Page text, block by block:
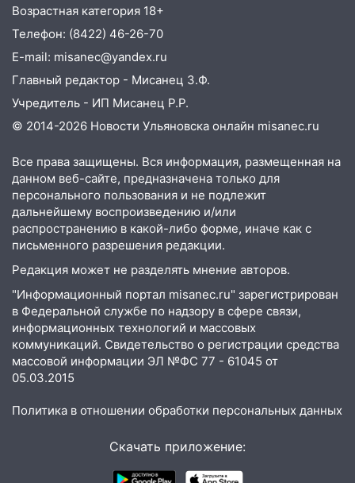
13:00 «Благоприятный период для
новых начинаний: гороскоп для всех
знаков зодиака на неделю с 10 по 16
августа
На проспекте Тюленева в
Ульяновске образовалось «море»
крупный град
12:11 Где есть бензин в Ульяновске 9
августа: список АЗС
11:55 Соцсети: светофор упал на
машину во время сильного ливня в
Ульяновске
11:00 В Ульяновской области люди в
СНТ сидят без света
10:13 Прокуратура подвела итоги
недели в Ульяновской области
движение трамваев в Ульяновске
Ураган, изнасилование ребенка,
автоподставы и атака беспилотников:
важные итоги прошедшей недели в
Возрастная категория 18+
Телефон: (8422) 46-26-70
E-mail: misanec@yandex.ru
Главный редактор - Мисанец З.Ф.
Учредитель - ИП Мисанец Р.Р.
© 2014-2026 Новости Ульяновска онлайн misanec.ru
Все права защищены. Вся информация, размещенная на
данном веб-сайте, предназначена только для
персонального пользования и не подлежит
дальнейшему воспроизведению и/или
распространению в какой-либо форме, иначе как с
письменного разрешения редакции.
Редакция может не разделять мнение авторов.
"Информационный портал misanec.ru" зарегистрирован
в Федеральной службе по надзору в сфере связи,
информационных технологий и массовых
коммуникаций. Свидетельство о регистрации средства
массовой информации ЭЛ №ФС 77 - 61045 от
05.03.2015
Политика в отношении обработки персональных данных
Скачать приложение: